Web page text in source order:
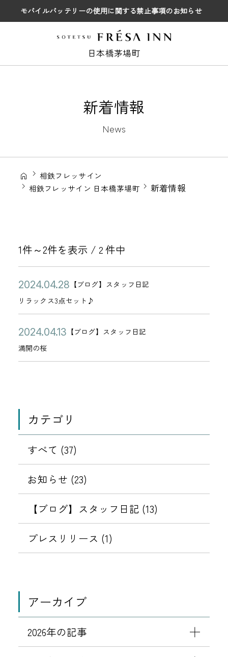
モバイルバッテリーの使用に関する禁止事項のお知らせ
日本橋茅場町
新着情報
News
相鉄フレッサイン
相鉄フレッサイン 日本橋茅場町
新着情報
1件～2件を表示 / 2件中
リラックス3点セット♪
公
開
日
2
0
2
4
年
日
カ
テ
リ
ー
【ブログ】スタッフ日記
リ
ラ
ッ
ク
ス
3
♪
満開の桜
公
開
日
2
0
2
月
3
カ
テ
【ブログ】スタッフ日記
満
開
の
カテゴリ
すべて (37)
お知らせ (23)
【ブログ】スタッフ日記 (13)
プレスリリース (1)
アーカイブ
2026年の記事